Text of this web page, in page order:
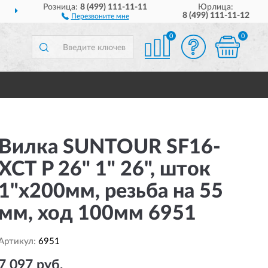
ДОСТАВИМ ПО ВСЕЙ РОССИИ
Розница:8 (499) 111-11-11
Перезвоните мне
Юрлица:
8 (499) 111-11-12
0 0
SUNTOUR SF16-
P 26" 1" 26", шток
резьба на 55
ход 100мм 6951
6951
097 руб.